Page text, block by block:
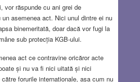
vor răspunde cu ani grei de
un asemenea act. Nici unul dintre ei nu
binemeritată, doar dacă vor fugi la
sub protecția KGB-ului.
act ce contravine oricăror acte
și nu va fi nici uitată și nici
forurile internaționale, așa cum nu